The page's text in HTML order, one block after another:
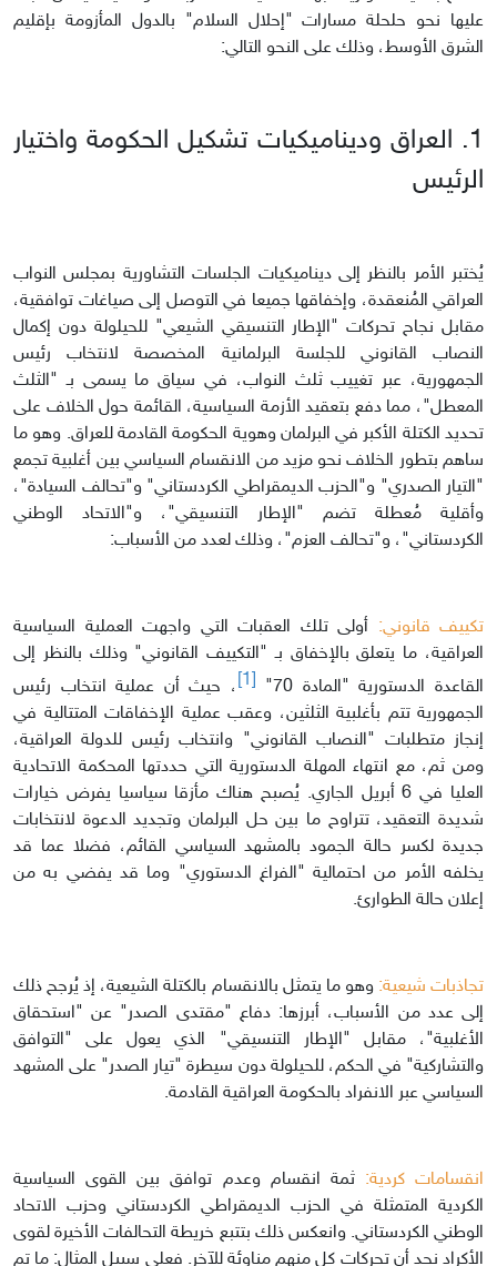
عليها نحو حلحلة مسارات "إحلال السلام" بالدول المأزومة بإقليم
الشرق الأوسط، وذلك على النحو التالي:
1. العراق وديناميكيات تشكيل الحكومة واختيار
الرئيس
يُختبر الأمر بالنظر إلى ديناميكيات الجلسات التشاورية بمجلس النواب
العراقي المُنعقدة، وإخفاقها جميعا في التوصل إلى صياغات توافقية،
مقابل نجاح تحركات "الإطار التنسيقي الشيعي" للحيلولة دون إكمال
النصاب القانوني للجلسة البرلمانية المخصصة لانتخاب رئيس
الجمهورية، عبر تغييب ثلث النواب، في سياق ما يسمى بـ "الثلث
المعطل"، مما دفع بتعقيد الأزمة السياسية، القائمة حول الخلاف على
تحديد الكتلة الأكبر في البرلمان وهوية الحكومة القادمة للعراق. وهو ما
ساهم بتطور الخلاف نحو مزيد من الانقسام السياسي بين أغلبية تجمع
"التيار الصدري" و"الحزب الديمقراطي الكردستاني" و"تحالف السيادة"،
وأقلية مُعطلة تضم "الإطار التنسيقي"، و"الاتحاد الوطني
الكردستاني"، و"تحالف العزم"، وذلك لعدد من الأسباب:
تكييف قانوني: أولى تلك العقبات التي واجهت العملية السياسية
العراقية، ما يتعلق بالإخفاق بـ "التكييف القانوني" وذلك بالنظر إلى
القاعدة الدستورية "المادة 70"
، حيث أن عملية انتخاب رئيس
الجمهورية تتم بأغلبية الثلثين، وعقب عملية الإخفاقات المتتالية في
إنجاز متطلبات "النصاب القانوني" وانتخاب رئيس للدولة العراقية،
ومن ثم، مع انتهاء المهلة الدستورية التي حددتها المحكمة الاتحادية
العليا في 6 أبريل الجاري. يُصبح هناك مأزقا سياسيا يفرض خيارات
شديدة التعقيد، تتراوح ما بين حل البرلمان وتجديد الدعوة لانتخابات
جديدة لكسر حالة الجمود بالمشهد السياسي القائم، فضلا عما قد
يخلفه الأمر من احتمالية "الفراغ الدستوري" وما قد يفضي به من
إعلان حالة الطوارئ.
تجاذبات شيعية:وهو ما يتمثل بالانقسام بالكتلة الشيعية، إذ يُرجح ذلك
إلى عدد من الأسباب، أبرزها: دفاع "مقتدى الصدر" عن "استحقاق
الأغلبية"، مقابل "الإطار التنسيقي" الذي يعول على "التوافق
والتشاركية" في الحكم، للحيلولة دون سيطرة "تيار الصدر" على المشهد
السياسي عبر الانفراد بالحكومة العراقية القادمة.
انقسامات كردية: ثمة انقسام وعدم توافق بين القوى السياسية
الكردية المتمثلة في الحزب الديمقراطي الكردستاني وحزب الاتحاد
الوطني الكردستاني. وانعكس ذلك بتتبع خريطة التحالفات الأخيرة لقوى
الأكراد نجد أن تحركات كل منهم مناوئة للآخر. فعلى سبيل المثال: ما تم